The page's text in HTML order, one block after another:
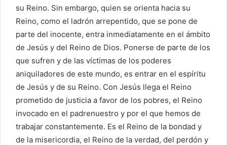
su Reino. Sin embargo, quien se orienta hacia su
Reino, como el ladrón arrepentido, que se pone de
parte del inocente, entra inmediatamente en el ámbito
de Jesús y del Reino de Dios. Ponerse de parte de los
que sufren y de las víctimas de los poderes
aniquiladores de este mundo, es entrar en el espíritu
de Jesús y de su Reino. Con Jesús llega el Reino
prometido de justicia a favor de los pobres, el Reino
invocado en el padrenuestro y por el que hemos de
trabajar constantemente. Es el Reino de la bondad y
de la misericordia, el Reino de la verdad, del perdón y